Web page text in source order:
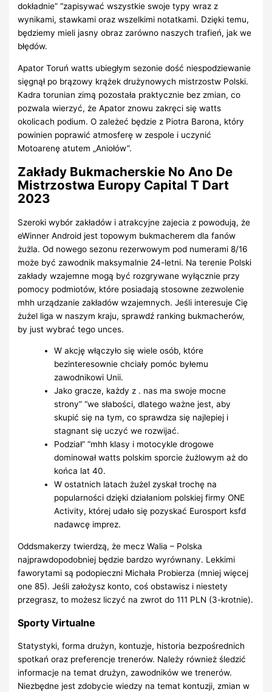
dokładnie” “zapisywać wszystkie swoje typy wraz z
wynikami, stawkami oraz wszelkimi notatkami. Dzięki temu,
będziemy mieli jasny obraz zarówno naszych trafień, jak we
błędów.
Apator Toruń watts ubiegłym sezonie dość niespodziewanie
sięgnął po brązowy krążek drużynowych mistrzostw Polski.
Kadra torunian zimą pozostała praktycznie bez zmian, co
pozwala wierzyć, że Apator znowu zakręci się watts
okolicach podium. O zależeć będzie z Piotra Barona, który
powinien poprawić atmosferę w zespole i uczynić
Motoarenę atutem „Aniołów”.
Zakłady Bukmacherskie No Ano De
Mistrzostwa Europy Capital T Dart
2023
Szeroki wybór zakładów i atrakcyjne zajecia z powodują, że
eWinner Android jest topowym bukmacherem dla fanów
żużla. Od nowego sezonu rezerwowym pod numerami 8/16
może być zawodnik maksymalnie 24-letni. Na terenie Polski
zakłady wzajemne mogą być rozgrywane wyłącznie przy
pomocy podmiotów, które posiadają stosowne zezwolenie
mhh urządzanie zakładów wzajemnych. Jeśli interesuje Cię
żużel liga w naszym kraju, sprawdź ranking bukmacherów,
by just wybrać tego unces.
W akcję włączyło się wiele osób, które
bezinteresownie chciały pomóc byłemu
zawodnikowi Unii.
Jako gracze, każdy z . nas ma swoje mocne
strony” “we słabości, dlatego ważne jest, aby
skupić się na tym, co sprawdza się najlepiej i
stagnant się uczyć we rozwijać.
Podział” “mhh klasy i motocykle drogowe
dominował watts polskim sporcie żużlowym aż do
końca lat 40.
W ostatnich latach żużel zyskał trochę na
popularności dzięki działaniom polskiej firmy ONE
Activity, której udało się pozyskać Eurosport ksfd
nadawcę imprez.
Oddsmakerzy twierdzą, że mecz Walia – Polska
najprawdopodobniej będzie bardzo wyrównany. Lekkimi
faworytami są podopieczni Michała Probierza (mniej więcej
one 85). Jeśli założysz konto, coś obstawisz i niestety
przegrasz, to możesz liczyć na zwrot do 111 PLN (3-krotnie).
Sporty Virtualne
Statystyki, forma drużyn, kontuzje, historia bezpośrednich
spotkań oraz preferencje trenerów. Należy również śledzić
informacje na temat drużyn, zawodników we trenerów.
Niezbędne jest zdobycie wiedzy na temat kontuzji, zmian w